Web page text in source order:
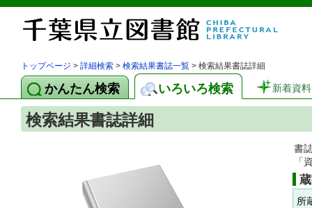
トップページ > 詳細検索 > 検索結果書誌一覧 > 検索結果書誌詳細
かんたん検索 いろいろ検索 新着資料
検索結果書誌詳細
書
「
所